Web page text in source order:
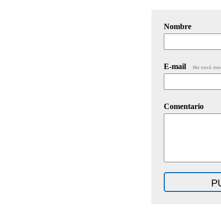
Nombre
E-mail No será
Comentario